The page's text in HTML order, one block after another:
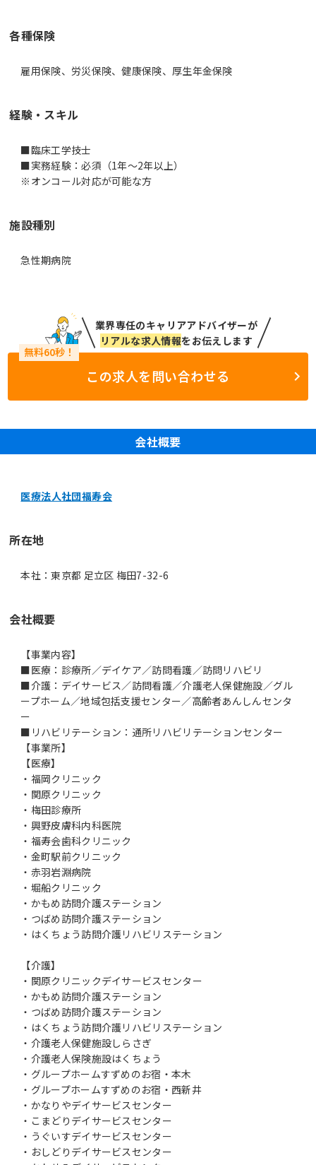
各種保険
雇用保険、労災保険、健康保険、厚生年金保険
経験・スキル
■臨床工学技士
■実務経験：必須（1年～2年以上）
※オンコール対応が可能な方
施設種別
急性期病院
業界専任のキャリアアドバイザーが
リアルな求人情報をお伝えします
この求人を問い合わせる
会社概要
医療法人社団福寿会
所在地
本社：東京都 足立区 梅田7-32-6
会社概要
【事業内容】
■医療：診療所／デイケア／訪問看護／訪問リハビリ
■介護：デイサービス／訪問看護／介護老人保健施設／グル
ープホーム／地域包括支援センター／高齢者あんしんセンタ
ー
■リハビリテーション：通所リハビリテーションセンター
【事業所】
【医療】
・福岡クリニック
・関原クリニック
・梅田診療所
・興野皮膚科内科医院
・福寿会歯科クリニック
・金町駅前クリニック
・赤羽岩淵病院
・堀船クリニック
・かもめ訪問介護ステーション
・つばめ訪問介護ステーション
・はくちょう訪問介護リハビリステーション
【介護】
・関原クリニックデイサービスセンター
・かもめ訪問介護ステーション
・つばめ訪問介護ステーション
・はくちょう訪問介護リハビリステーション
・介護老人保健施設しらさぎ
・介護老人保険施設はくちょう
・グループホームすずめのお宿・本木
・グループホームすずめのお宿・西新井
・かなりやデイサービスセンター
・こまどりデイサービスセンター
・うぐいすデイサービスセンター
・おしどりデイサービスセンター